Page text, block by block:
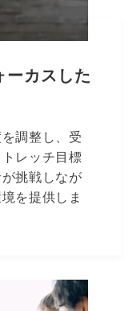
ーカスした
調整し、受
レッチ目標
挑戦しなが
を提供しま